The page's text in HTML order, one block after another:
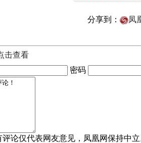
分享到： 凤
击查看
密码
评论仅代表网友意见，凤凰网保持中